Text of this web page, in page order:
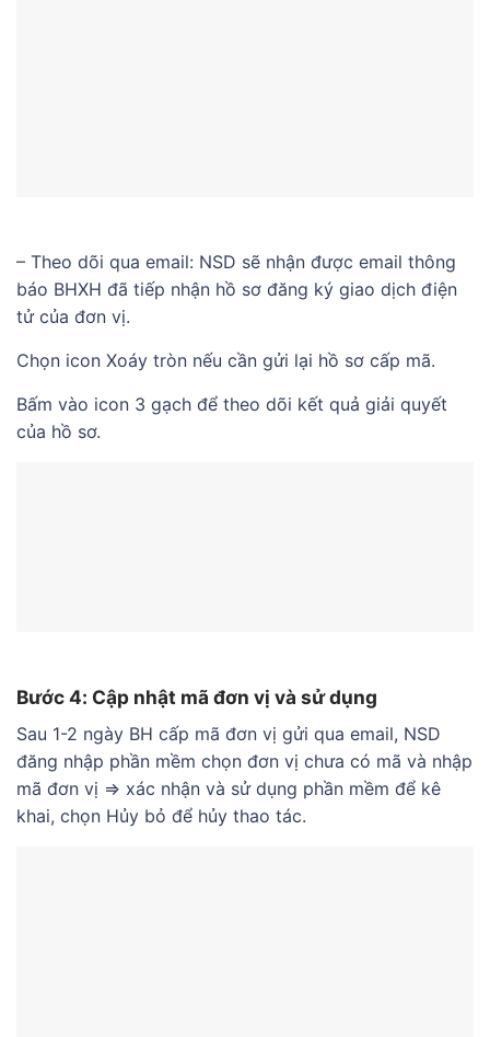
– Theo dõi qua email: NSD sẽ nhận được email thông
báo BHXH đã tiếp nhận hồ sơ đăng ký giao dịch điện
tử của đơn vị.
Chọn icon Xoáy tròn nếu cần gửi lại hồ sơ cấp mã.
Bấm vào icon 3 gạch để theo dõi kết quả giải quyết
của hồ sơ.
Bước 4: Cập nhật mã đơn vị và sử dụng
Sau 1-2 ngày BH cấp mã đơn vị gửi qua email, NSD
đăng nhập phần mềm chọn đơn vị chưa có mã và nhập
mã đơn vị => xác nhận và sử dụng phần mềm để kê
khai, chọn Hủy bỏ để hủy thao tác.